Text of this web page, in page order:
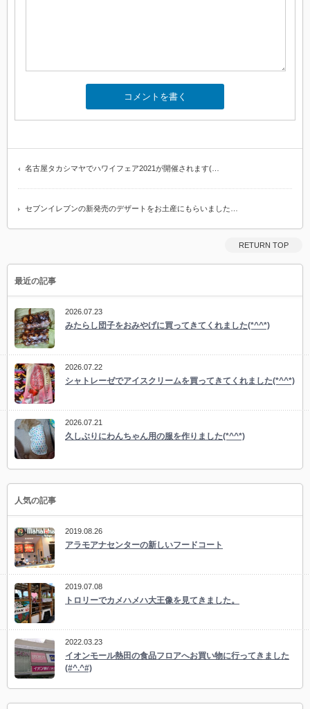
名古屋タカシマヤでハワイフェア2021が開催されます(…
セブンイレブンの新発売のデザートをお土産にもらいました…
RETURN TOP
最近の記事
2026.07.23
みたらし団子をおみやげに買ってきてくれました(*^^*)
2026.07.22
シャトレーゼでアイスクリームを買ってきてくれました(*^^*)
2026.07.21
久しぶりにわんちゃん用の服を作りました(*^^*)
人気の記事
2019.08.26
アラモアナセンターの新しいフードコート
2019.07.08
トロリーでカメハメハ大王像を見てきました。
2022.03.23
イオンモール熱田の食品フロアへお買い物に行ってきました
(#^.^#)